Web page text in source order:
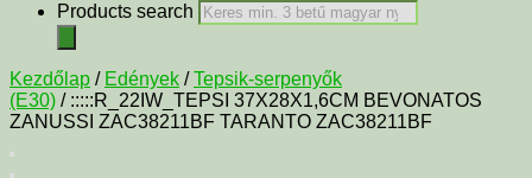
Products search
Kezdőlap / Edények /Tepsik-serpenyők
(E30) / :::::R_22IW_TEPSI 37X28X1,6CM BEVONATOS
ZANUSSI ZAC38211BF TARANTO ZAC38211BF